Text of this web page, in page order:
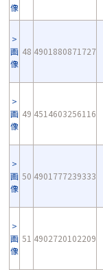
像
画
像
48 4901880871727
画
像
49 4514603256116
画
像
50 4901777239333
画
像
51 4902720102209